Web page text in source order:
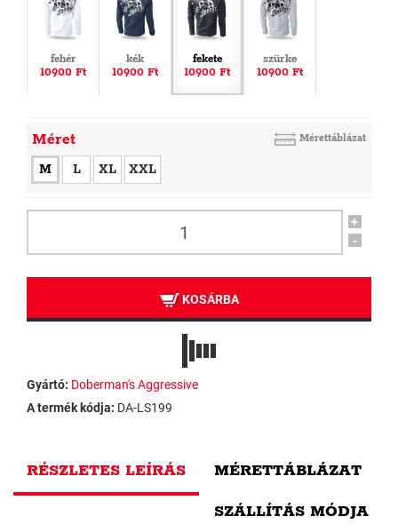
fehér
10900 Ft
kék
10900 Ft
fekete
10900 Ft
szürke
10900 Ft
Méret Mérettáblázat
M L XL XXL
+
-
KOSÁRBA
Gyártó: Doberman's Aggressive
A termék kódja: DA-LS199
RÉSZLETES LEÍRÁS MÉRETTÁBLÁZAT
SZÁLLÍTÁS MÓDJA